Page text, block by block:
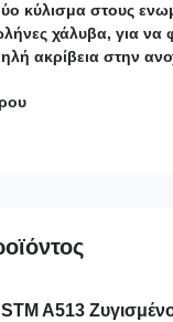
κύλισμα στους
χάλυβα, για να
ακρίβεια στην
A513